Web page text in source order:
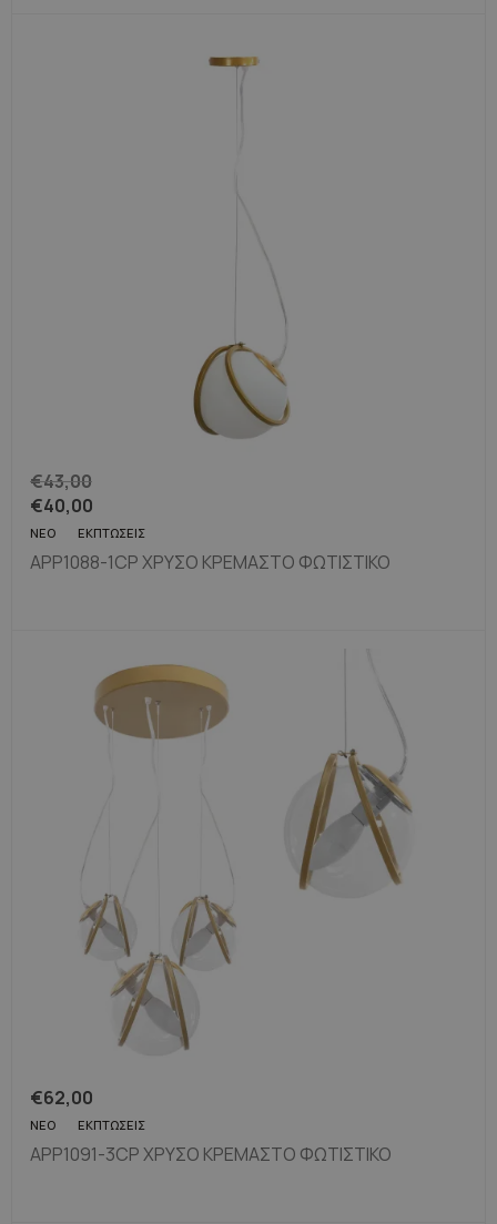
€43,00
€40,00
ΝΈΟ ΕΚΠΤΏΣΕΙΣ
APP1088-1CP ΧΡΥΣΌ ΚΡΕΜΑΣΤΌ ΦΩΤΙΣΤΙΚΌ
€62,00
ΝΈΟ ΕΚΠΤΏΣΕΙΣ
APP1091-3CP ΧΡΥΣΌ ΚΡΕΜΑΣΤΌ ΦΩΤΙΣΤΙΚΌ